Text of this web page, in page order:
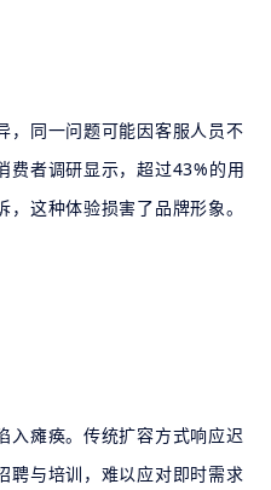
，同一问题可能因客服人员不
费者调研显示，超过43%的用
这种体验损害了品牌形象。
入瘫痪。传统扩容方式响应迟
聘与培训，难以应对即时需求